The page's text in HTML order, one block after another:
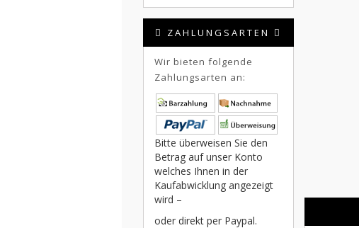
ZAHLUNGSARTEN
Wir bieten folgende
Zahlungsarten an:
Bitte überweisen Sie den
Betrag auf unser Konto
welches Ihnen in der
Kaufabwicklung angezeigt
wird –
oder direkt per Paypal.